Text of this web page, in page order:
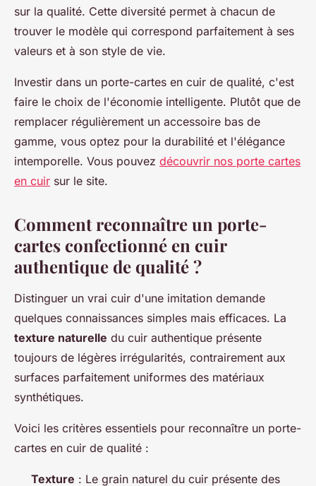
sur la qualité. Cette diversité permet à chacun de
trouver le modèle qui correspond parfaitement à ses
valeurs et à son style de vie.
Investir dans un porte-cartes en cuir de qualité, c'est
faire le choix de l'économie intelligente. Plutôt que de
remplacer régulièrement un accessoire bas de
gamme, vous optez pour la durabilité et l'élégance
intemporelle. Vous pouvez découvrir nos porte cartes
en cuir sur le site.
Comment reconnaître un porte-
cartes confectionné en cuir
authentique de qualité ?
Distinguer un vrai cuir d'une imitation demande
quelques connaissances simples mais efficaces. La
texture naturelle du cuir authentique présente
toujours de légères irrégularités, contrairement aux
surfaces parfaitement uniformes des matériaux
synthétiques.
Voici les critères essentiels pour reconnaître un porte-
cartes en cuir de qualité :
Texture : Le grain naturel du cuir présente des